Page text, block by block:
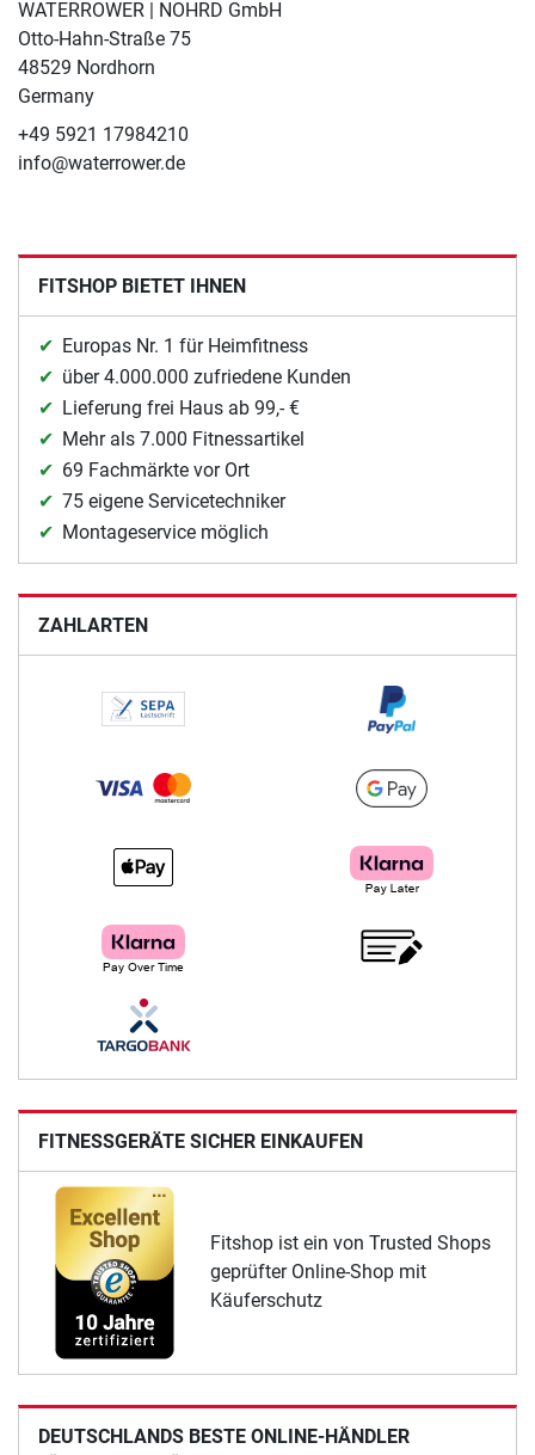
WATERROWER | NOHRD GmbH
Otto-Hahn-Straße 75
48529 Nordhorn
Germany
+49 5921 17984210
info@waterrower.de
FITSHOP BIETET IHNEN
Europas Nr. 1 für Heimfitness
über 4.000.000 zufriedene Kunden
Lieferung frei Haus ab 99,- €
Mehr als 7.000 Fitnessartikel
69 Fachmärkte vor Ort
75 eigene Servicetechniker
Montageservice möglich
ZAHLARTEN
FITNESSGERÄTE SICHER EINKAUFEN
Fitshop ist ein von Trusted Shops
geprüfter Online-Shop mit
Käuferschutz
DEUTSCHLANDS BESTE ONLINE-HÄNDLER